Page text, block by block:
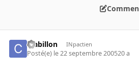
crabillon INpactien
Posté(e) le 22 septembre 200520 a